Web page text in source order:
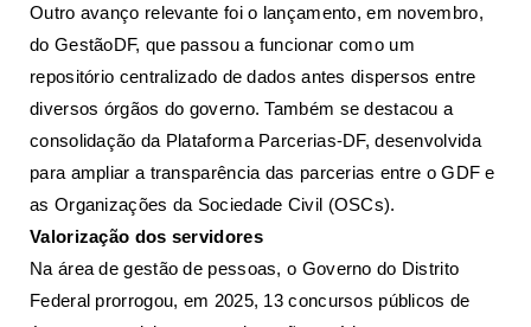
Outro avanço relevante foi o lançamento, em novembro,
do GestãoDF, que passou a funcionar como um
repositório centralizado de dados antes dispersos entre
diversos órgãos do governo. Também se destacou a
consolidação da Plataforma Parcerias-DF, desenvolvida
para ampliar a transparência das parcerias entre o GDF e
as Organizações da Sociedade Civil (OSCs).
Valorização dos servidores
Na área de gestão de pessoas, o Governo do Distrito
Federal prorrogou, em 2025, 13 concursos públicos de